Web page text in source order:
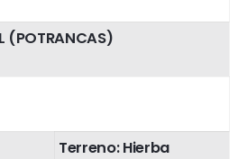
(POTRANCAS)
Terreno: Hierba